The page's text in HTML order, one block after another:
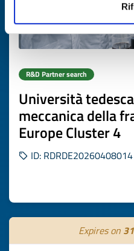
R&D Partner search
Università
meccanica della
Europe Cluster 4
ID: RDRDE20260408014
Expires on